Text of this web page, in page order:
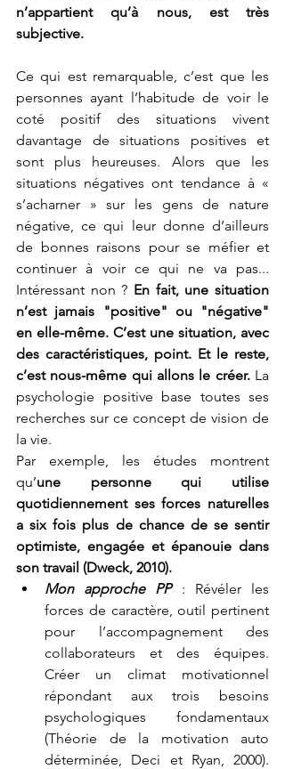
n’appartient qu’à nous, est très
subjective.
Ce qui est remarquable, c’est que les
personnes ayant l’habitude de voir le
coté positif des situations vivent
davantage de situations positives et
sont plus heureuses. Alors que les
situations négatives ont tendance à «
s’acharner » sur les gens de nature
négative, ce qui leur donne d’ailleurs
de bonnes raisons pour se méfier et
continuer à voir ce qui ne va pas...
Intéressant non ? En fait, une situation
n’est jamais "positive" ou "négative"
en elle-même. C’est une situation, avec
des caractéristiques, point. Et le reste,
c’est nous-même qui allons le créer. La
psychologie positive base toutes ses
recherches sur ce concept de vision de
la vie.
Par exemple, les études montrent
qu’une personne qui utilise
quotidiennement ses forces naturelles
a six fois plus de chance de se sentir
optimiste, engagée et épanouie dans
son travail (Dweck, 2010).
Mon approche PP : Révéler les
forces de caractère, outil pertinent
pour l’accompagnement des
collaborateurs et des équipes.
Créer un climat motivationnel
répondant aux trois besoins
psychologiques fondamentaux
(Théorie de la motivation auto
déterminée, Deci et Ryan, 2000).